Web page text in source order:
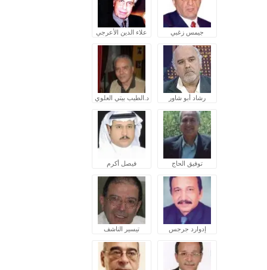
جيمس زغبي علاء الدين الأعرجي
رشاد أبو شاور د.الطيب بيتي العلوي
توفيق الحاج فيصل أكرم
إدوارد جرجس تيسير الناشف